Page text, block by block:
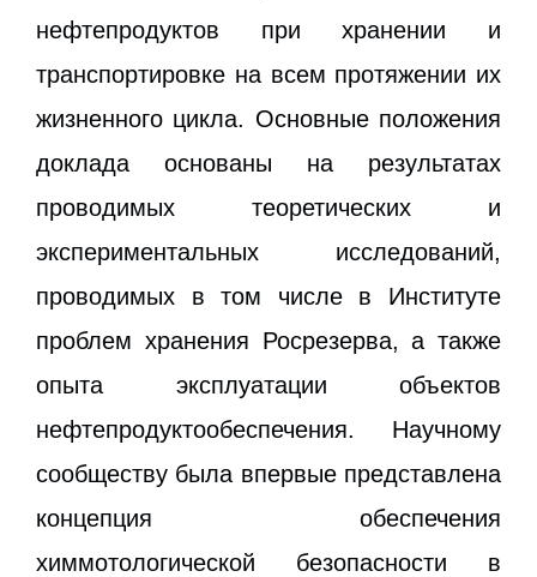
нефтепродуктов при хранении и
транспортировке на всем протяжении их
жизненного цикла. Основные положения
доклада основаны на результатах
проводимых теоретических и
экспериментальных исследований,
проводимых в том числе в Институте
проблем хранения Росрезерва, а также
опыта эксплуатации объектов
нефтепродуктообеспечения. Научному
сообществу была впервые представлена
концепция обеспечения
химмотологической безопасности в